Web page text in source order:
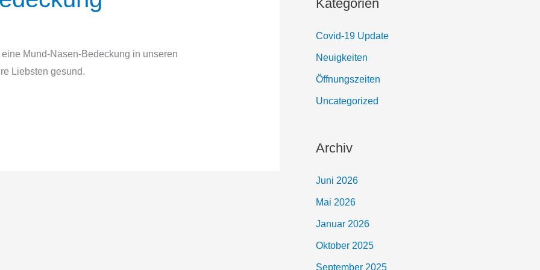
Mund-Nasen-Bedeckung in unseren
Liebsten gesund.
Kategorien
Covid-19 Update
Neuigkeiten
Öffnungszeiten
Uncategorized
Archiv
Juni 2026
Mai 2026
Januar 2026
Oktober 2025
September 2025